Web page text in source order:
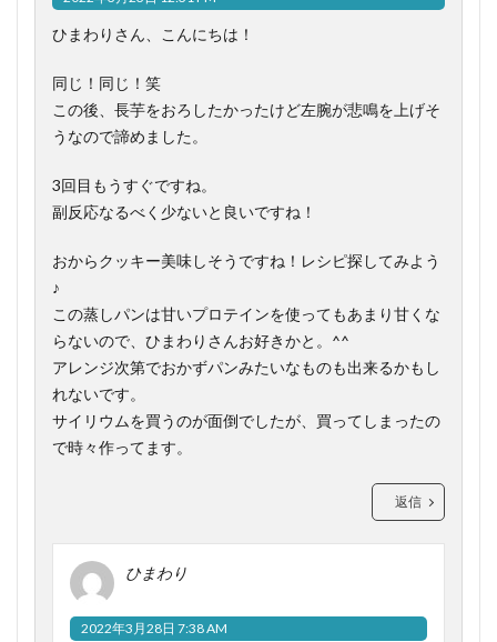
ひまわりさん、こんにちは！
同じ！同じ！笑
この後、長芋をおろしたかったけど左腕が悲鳴を上げそ
うなので諦めました。
3回目もうすぐですね。
副反応なるべく少ないと良いですね！
おからクッキー美味しそうですね！レシピ探してみよう
♪
この蒸しパンは甘いプロテインを使ってもあまり甘くな
らないので、ひまわりさんお好きかと。^^
アレンジ次第でおかずパンみたいなものも出来るかもし
れないです。
サイリウムを買うのが面倒でしたが、買ってしまったの
で時々作ってます。
返信
ひまわり
2022年3月28日 7:38 AM